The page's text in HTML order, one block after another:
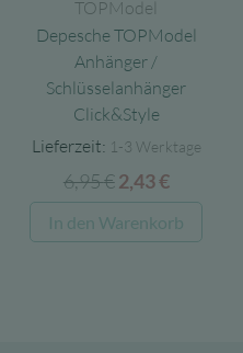
TOPModel
Depesche TOPModel
Anhänger /
Schlüsselanhänger
Click&Style
Lieferzeit: 1-3 Werktage
6,95€ Ursprünglicher
Preis
war:
2,43€Aktueller
Preis
ist:
In den Warenkorb